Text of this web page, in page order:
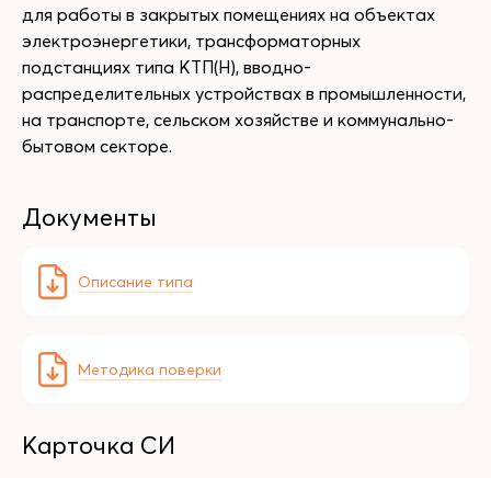
для работы в закрытых помещениях на объектах
электроэнергетики, трансформаторных
подстанциях типа КТП(Н), вводно-
распределительных устройствах в промышленности,
на транспорте, сельском хозяйстве и коммунально-
бытовом секторе.
Документы
Описание типа
Методика поверки
Карточка СИ